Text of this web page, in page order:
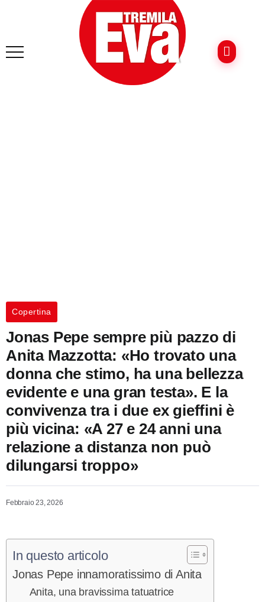
Copertina
Jonas Pepe sempre più pazzo di
Anita Mazzotta: «Ho trovato una
donna che stimo, ha una bellezza
evidente e una gran testa». E la
convivenza tra i due ex gieffini è
più vicina: «A 27 e 24 anni una
relazione a distanza non può
dilungarsi troppo»
Febbraio 23, 2026
In questo articolo
Jonas Pepe innamoratissimo di Anita
Anita, una bravissima tatuatrice